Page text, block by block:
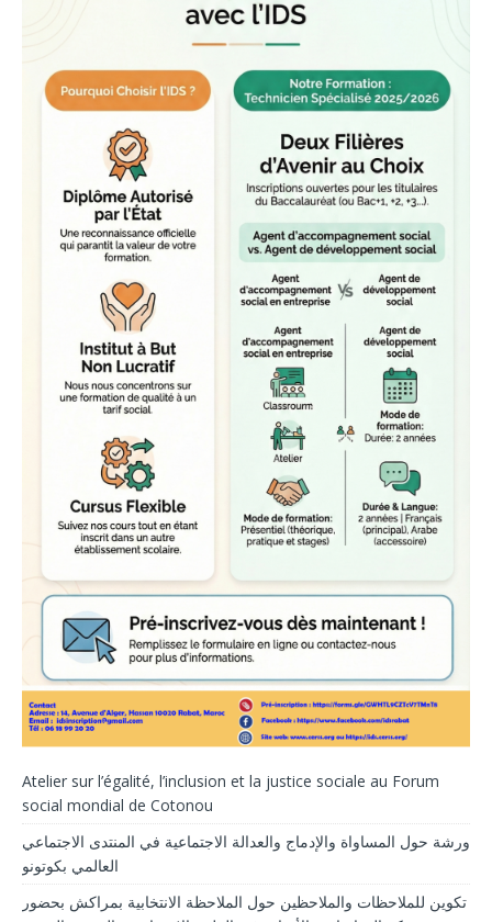
Atelier sur l’égalité, l’inclusion et la justice sociale au Forum
social mondial de Cotonou
ورشة حول المساواة والإدماج والعدالة الاجتماعية في المنتدى الاجتماعي
العالمي بكوتونو
تكوين للملاحظات والملاحظين حول الملاحظة الانتخابية بمراكش بحضور